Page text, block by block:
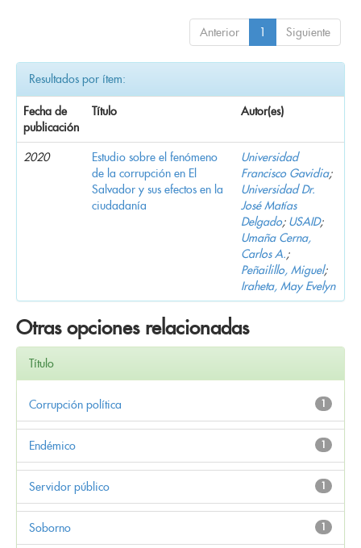
Anterior 1 Siguiente
Resultados por ítem:
Fecha de
publicación
Título Autor(es)
2020
Estudio sobre el fenómeno
de la corrupción en El
Salvador y sus efectos en la
ciudadanía
Universidad
Francisco Gavidia;
Universidad Dr.
José Matías
Delgado; USAID;
Umaña Cerna,
Carlos A.;
Peñailillo, Miguel;
Iraheta, May Evelyn
Otras opciones relacionadas
Título
1
Corrupción política
1
Endémico
1
Servidor público
1
Soborno